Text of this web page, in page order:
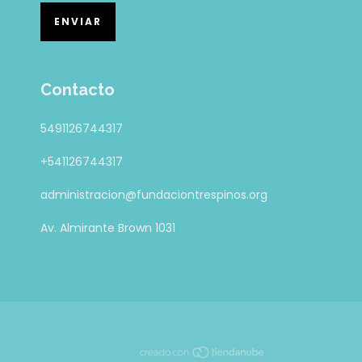
Contacto
5491126744317
+541126744317
administracion@fundaciontrespinos.org
Av. Almirante Brown 1031